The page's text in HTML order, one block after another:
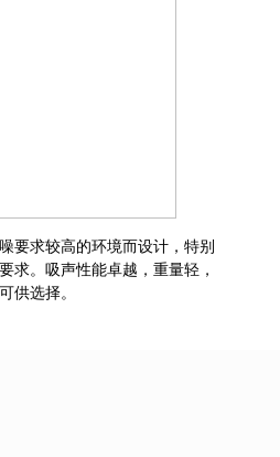
要求较高的环境而设计，特别
求。吸声性能卓越，重量轻，
供选择。